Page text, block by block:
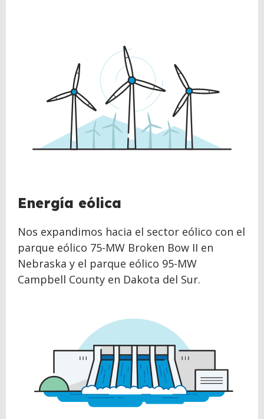
Energía eólica
Nos expandimos hacia el sector eólico con el
parque eólico 75-MW Broken Bow II en
Nebraska y el parque eólico 95-MW
Campbell County en Dakota del Sur.